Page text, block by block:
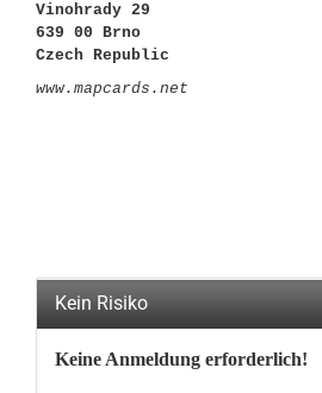
Vinohrady 29
639 00 Brno
Czech Republic
www.mapcards.net
Kein Risiko
Keine Anmeldung erforderlich!